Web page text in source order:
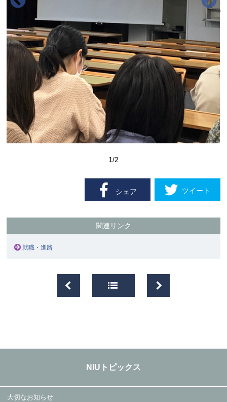
1/2
シェア ツイート
関連リンク
就職・進路
NIUトピックス
大切なお知らせ